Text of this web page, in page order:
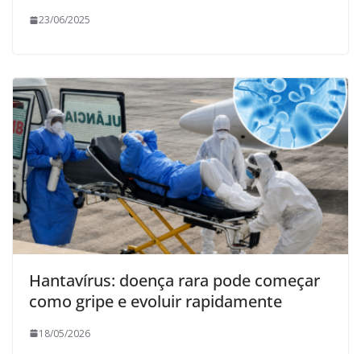
23/06/2025
Hantavírus: doença rara pode começar
como gripe e evoluir rapidamente
18/05/2026